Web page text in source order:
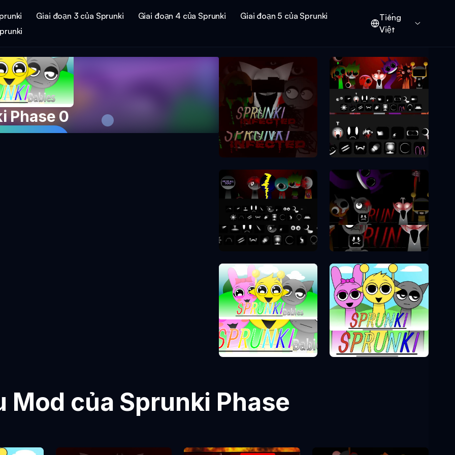
Giai đoạn 3 của Sprunki Giai đoạn 4 của Sprunki
Giai đoạn 5 của Sprunki
Tiếng
Việt
Phase 0
Sprunki Phase 2
Sprunki Phase 10
Sprunki Phase 9 Sprunki Phase 7
Sprunki Phase 0
Sprunki Phase
Mod của Sprunki Phase